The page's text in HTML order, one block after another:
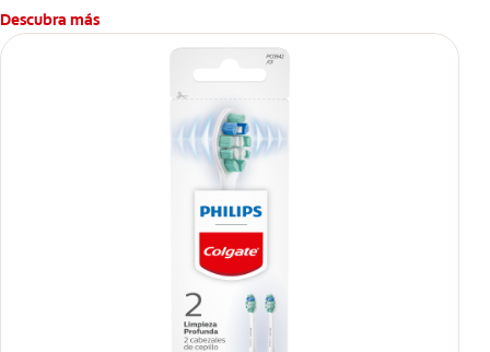
Descubra más